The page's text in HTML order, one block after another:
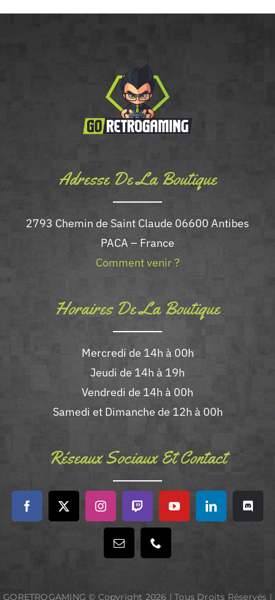
Adresse De La Boutique
2793 Chemin de Saint Claude 06600 Antibes
PACA – France
Comment venir ?
Horaires De La Boutique
Mercredi de 14h à 00h
Jeudi de 14h à 19h
Vendredi de 14h à 00h
Samedi et Dimanche de 12h à 00h
Réseaux Sociaux Et Contact
GORETROGAMING © Copyright 2026 | Tous Droits Réservés |